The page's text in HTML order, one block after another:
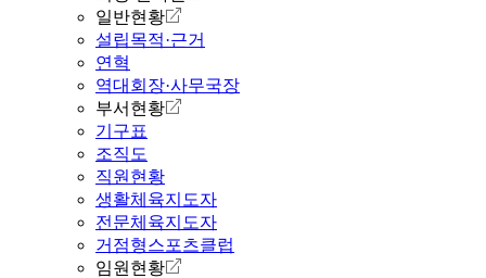
일반현황
설립목적·근거
연혁
역대회장·사무국장
부서현황
기구표
조직도
직원현황
생활체육지도자
전문체육지도자
거점형스포츠클럽
임원현황